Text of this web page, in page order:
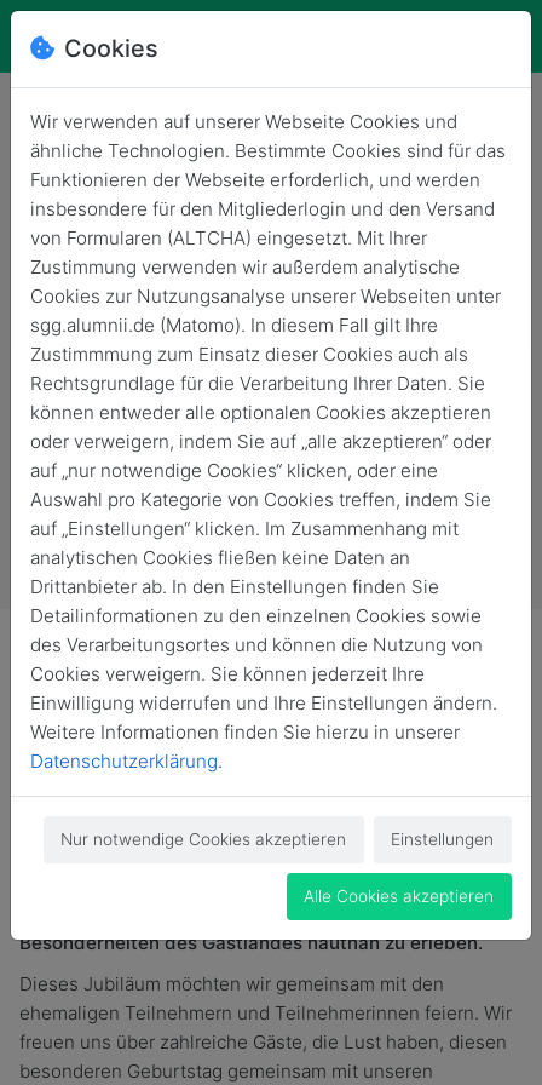
Einladung Ehemalige 50-
jähriges Jubiläum USA-
Austausch
Zurück
Liebe Ehemalige, der Austausch mit unserer
Partnerschule in den USA blickt in diesem Jahr -
ungeachtet aller politischen Turbulenzen in den fünf
zurück. Seit 1975 fahren SuS des SG in die USA, um für
vier Wochen den „American Way of Life“ zu erkunden,
Freundschaften zu knüpfen und kulturelle
Besonderheiten des Gastlandes hautnah zu erleben.
Dieses Jubiläum möchten wir gemeinsam mit den
ehemaligen Teilnehmern und Teilnehmerinnen feiern. Wir
freuen uns über zahlreiche Gäste, die Lust haben, diesen
besonderen Geburtstag gemeinsam mit unseren
Cookies
Wir verwenden auf unserer Webseite Cookies und
ähnliche Technologien. Bestimmte Cookies sind für das
Funktionieren der Webseite erforderlich, und werden
insbesondere für den Mitgliederlogin und den Versand
von Formularen (ALTCHA) eingesetzt. Mit Ihrer
Zustimmung verwenden wir außerdem analytische
Cookies zur Nutzungsanalyse unserer Webseiten unter
sgg.alumnii.de (Matomo). In diesem Fall gilt Ihre
Zustimmmung zum Einsatz dieser Cookies auch als
Rechtsgrundlage für die Verarbeitung Ihrer Daten. Sie
können entweder alle optionalen Cookies akzeptieren
oder verweigern, indem Sie auf „alle akzeptieren“ oder
auf „nur notwendige Cookies“ klicken, oder eine
Auswahl pro Kategorie von Cookies treffen, indem Sie
auf „Einstellungen“ klicken. Im Zusammenhang mit
analytischen Cookies fließen keine Daten an
Drittanbieter ab. In den Einstellungen finden Sie
Detailinformationen zu den einzelnen Cookies sowie
des Verarbeitungsortes und können die Nutzung von
Cookies verweigern. Sie können jederzeit Ihre
Einwilligung widerrufen und Ihre Einstellungen ändern.
Weitere Informationen finden Sie hierzu in unserer
Datenschutzerklärung.
Nur notwendige Cookies akzeptieren Einstellungen
Alle Cookies akzeptieren